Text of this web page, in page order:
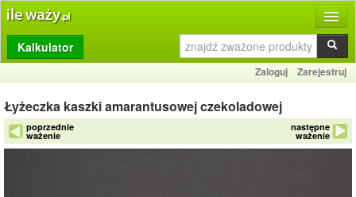
Produkty
Dziennik
Przelicznik
Porównywarka
Kalkulator
Zaloguj Zarejestruj
Łyżeczka kaszki amarantusowej czekoladowej
poprzednie
ważenie
następne
ważenie